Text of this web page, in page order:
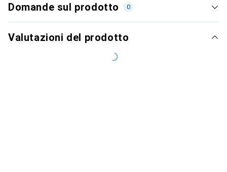
Domande sul prodotto 0
Valutazioni del prodotto